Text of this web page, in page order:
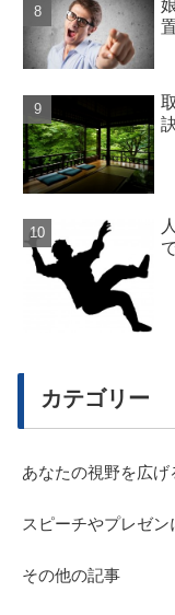
カテゴリー
あなたの視野を広げ
スピーチやプレゼン
その他の記事